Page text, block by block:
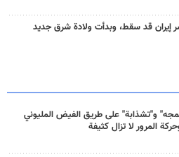
قد سقط، وبدأت ولادة شرق جديد
و"تشذابة" على طريق الفيض المليوني
المرور لا تزال كثيفة